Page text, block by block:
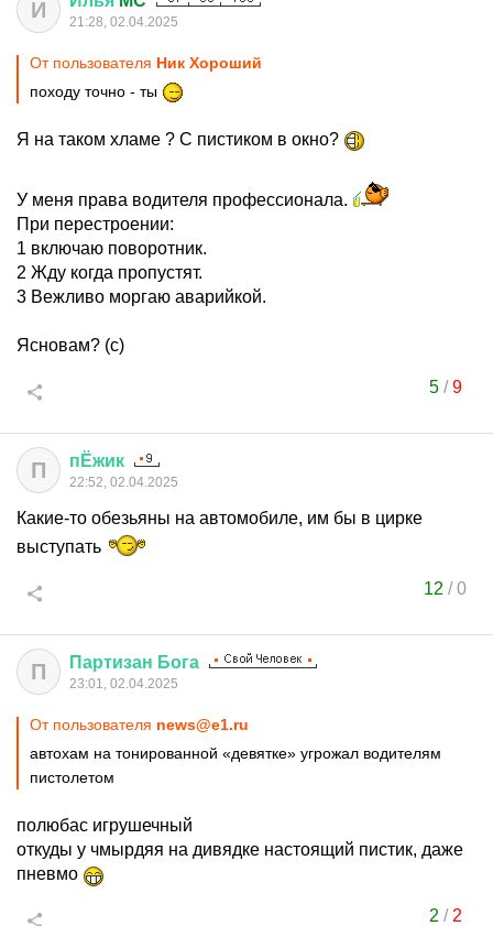
И 21:28, 02.04.2025
От пользователя Ник Хороший
походу точно - ты
Я на таком хламе ? С пистиком в окно?
У меня права водителя профессионала.
При перестроении:
1 включаю поворотник.
2 Жду когда пропустят.
3 Вежливо моргаю аварийкой.
Ясновам? (с)
5/9
П пЁжик
22:52, 02.04.2025
Какие-то обезьяны на автомобиле, им бы в цирке
выступать
12 /0
П Партизан Бога
23:01, 02.04.2025
От пользователя news@e1.ru
автохам на тонированной «девятке» угрожал водителям
пистолетом
полюбас игрушечный
откуды у чмырдяя на дивядке настоящий пистик, даже
пневмо
2 / 2